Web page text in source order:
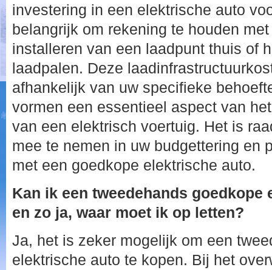
investering in een elektrische auto
belangrijk om rekening te houden
installeren van een laadpunt thuis of
laadpalen. Deze
afhankelijk van uw specifieke
vormen een essentieel aspect van
van een elektrisch voertuig. Het is
mee te nemen in uw budgettering en
met een goedkope elektrische auto.
Kan ik een tweedehands goedkope
en zo ja, waar moet ik op letten?
Ja, het is zeker mogelijk om een
elektrische auto te kopen. Bij het